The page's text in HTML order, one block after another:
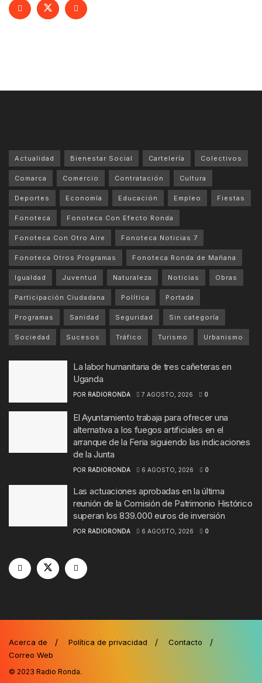
Actualidad Bienestar Social Cartelería Colectivos
Comarca Comercio Contratación Cultura
Deportes Economía Educación Empleo Fiestas
Fonoteca Fonoteca Con Efecto Ronda
Fonoteca Con Otro Aire Fonoteca Noticias 7
Fonoteca Otros Programas Fonoteca Ronda de Mañana
Igualdad Juventud Naturaleza Noticias Obras
Participación Ciudadana Política Portada
Programas Sanidad Seguridad Sin categoría
Sociedad Sucesos Tráfico Turismo Urbanismo
La labor humanitaria de tres cañeteras en
Uganda
POR RADIORONDA 7 AGOSTO, 2026 0
El Ayuntamiento trabaja para ofrecer una
alternativa a los fuegos artificiales en el
arranque de la Feria siguiendo las indicaciones
de la Junta
POR RADIORONDA 6 AGOSTO, 2026 0
Las actuaciones aprobadas en la última
reunión de la Comisión de Patrimonio Histórico
superan los 839.000 euros de inversión
POR RADIORONDA 6 AGOSTO, 2026 0
Acerca de Política de privacidad
Contacto
Correo Web
© 2023 Radio Ronda.